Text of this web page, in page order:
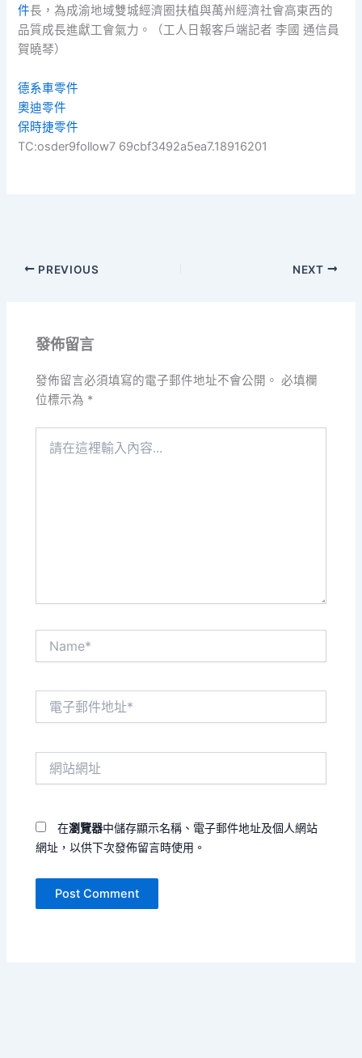
件長，為成渝地域雙城經濟圈扶植與萬州經濟社會高東西的
品質成長進獻工會氣力。（工人日報客戶端記者 李國 通信員
賀曉琴）
德系車零件
奧迪零件
保時捷零件
TC:osder9follow7 69cbf3492a5ea7.18916201
PREVIOUS NEXT
發佈留言
發佈留言必須填寫的電子郵件地址不會公開。 必填欄
位標示為 *
在瀏覽器中儲存顯示名稱、電子郵件地址及個人網站
網址，以供下次發佈留言時使用。